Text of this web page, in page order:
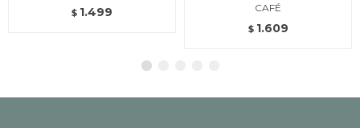
$ 1.499
CAFÉ
$ 1.609